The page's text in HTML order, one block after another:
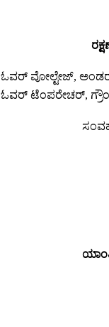
ಓವರ್ ವೋಲ್ಟೇಜ್,
ಓವರ್ ಟೆಂಪರೇಚರ್,